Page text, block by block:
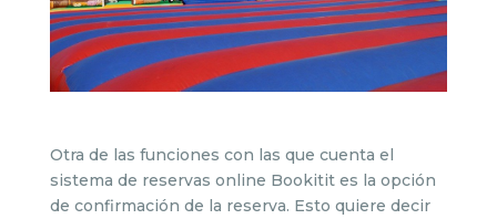
Otra de las funciones con las que cuenta el
sistema de reservas online Bookitit es la opción
de confirmación de la reserva. Esto quiere decir